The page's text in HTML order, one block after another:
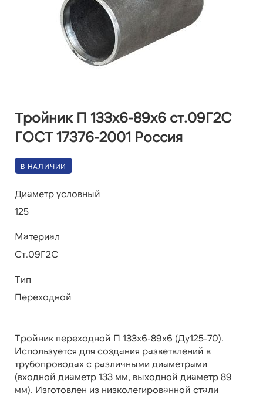
Тройник П 133х6-89х6 ст.09Г2С
ГОСТ 17376-2001 Россия
В НАЛИЧИИ
Диаметр условный
125
Материал
Ст.09Г2С
Тип
Переходной
Тройник переходной П 133х6-89х6 (Ду125-70).
Используется для создания разветвлений в
трубопроводах с различными диаметрами
(входной диаметр 133 мм, выходной диаметр 89
мм). Изготовлен из низколегированной стали